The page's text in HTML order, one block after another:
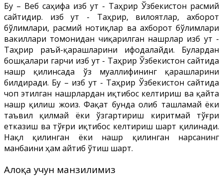
Бу – Веб саҳифа Ҳизб ут - Таҳрир Ўзбекистон расмий
сайтидир. Ҳизб ут - Таҳрир, вилоятлар, ахборот
бўлимлари, расмий нотиқлар ва ахборот бўлимлари
вакиллари томонидан чиқарилган нашрлар Ҳизб ут -
Таҳрир раъй-қарашларини ифодалайди. Булардан
бошқалари гарчи Ҳизб ут - Таҳрир Ўзбекистон сайтида
нашр қилинсада ўз муаллифининг қарашларини
билдиради. Бу – Ҳизб ут - Таҳрир Ўзбекистон сайтида
чоп этилган нашрлардан иқтибос келтириш ва қайта
нашр қилиш жоиз. Фақат бунда олиб ташламай ёки
таъвил қилмай ёки ўзгартириш киритмай тўғри
етказиш ва тўғри иқтибос келтириш шарт қилинади.
Нақл қилинган ёки нашр қилинган нарсанинг
манбаини ҳам айтиб ўтиш шарт.
Алоқа учун манзилимиз